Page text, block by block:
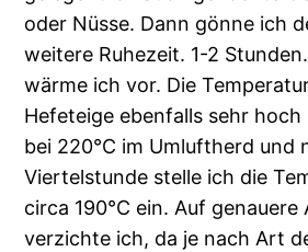
oder Nüsse. Dann gönne ich
weitere Ruhezeit. 1-2
wärme ich vor. Die
Hefeteige ebenfalls sehr hoch
bei 220°C im Umluftherd und
Viertelstunde stelle ich die
circa 190°C ein. Auf genauere
verzichte ich, da je nach Art